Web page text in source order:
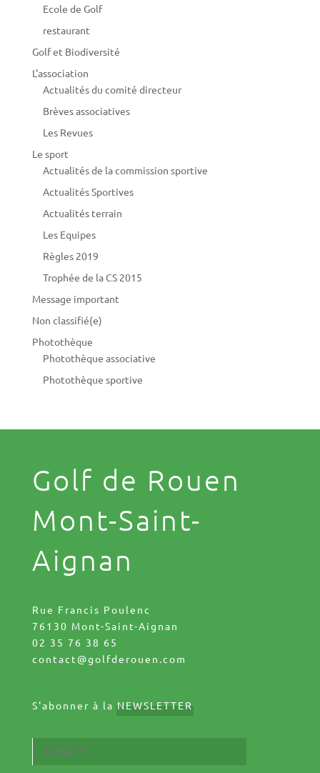
Ecole de Golf
restaurant
Golf et Biodiversité
L'association
Actualités du comité directeur
Brèves associatives
Les Revues
Le sport
Actualités de la commission sportive
Actualités Sportives
Actualités terrain
Les Equipes
Règles 2019
Trophée de la CS 2015
Message important
Non classifié(e)
Photothèque
Photothèque associative
Photothèque sportive
Golf de Rouen
Mont-Saint-
Aignan
Rue Francis Poulenc
76130 Mont-Saint-Aignan
02 35 76 38 65
contact@golfderouen.com
S'abonner à la NEWSLETTER